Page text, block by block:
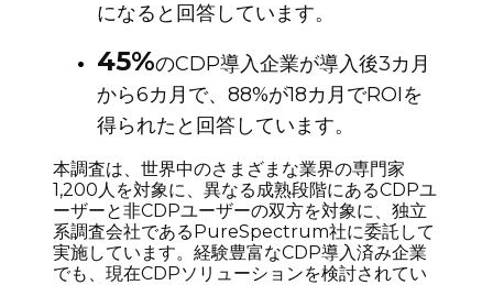
になると回答しています。
45%のCDP導入企業が導入後3カ月
から6カ月で、88%が18カ月でROIを
得られたと回答しています。
本調査は、世界中のさまざまな業界の専門家
1,200人を対象に、異なる成熟段階にあるCDPユ
ーザーと非CDPユーザーの双方を対象に、独立
系調査会社であるPureSpectrum社に委託して
実施しています。経験豊富なCDP導入済み企業
でも、現在CDPソリューションを検討されてい